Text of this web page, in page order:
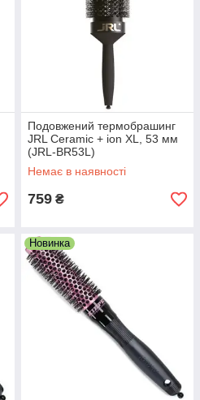
Подовжений термобрашинг
JRL Ceramic + ion XL, 53 мм
(JRL-BR53L)
Немає в наявності
759 ₴
Новинка